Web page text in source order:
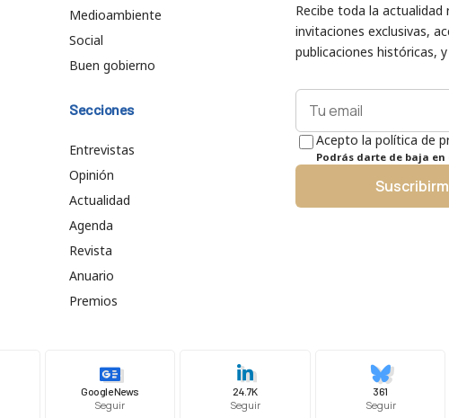
Medioambiente
Social
Buen gobierno
Secciones
Entrevistas
Opinión
Actualidad
Agenda
Revista
Anuario
Premios
Recibe toda la actualidad
invitaciones exclusivas,
publicaciones históricas,
Acepto la política de
Podrás darte de baja
Google News
Seguir
24.7K
Seguir
361
Seguir